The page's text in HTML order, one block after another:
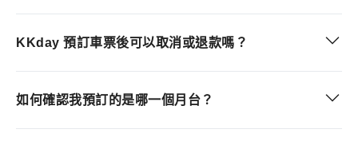
KKday 預訂車票後可以取消或退款嗎？
如何確認我預訂的是哪一個月台？